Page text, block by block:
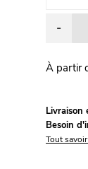
-
À partir
Livraison
Besoin
Tout